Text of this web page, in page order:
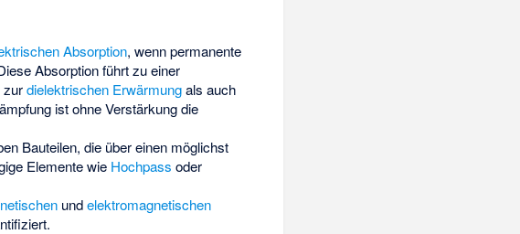
Absorption, wenn permanente
Absorption führt zu einer
zurdielektrischen Erwärmungals auch
ist ohne Verstärkung die
Bauteilen, die über einen möglichst
Elemente wie Hochpass oder
undelektromagnetischen